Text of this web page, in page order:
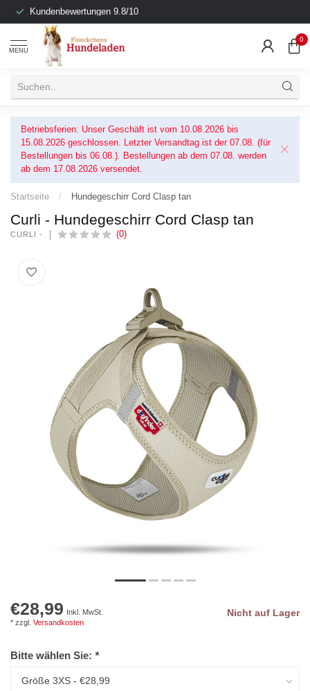
Kundenbewertungen 9.8/10
MENU
0
Betriebsferien: Unser Geschäft ist vom 10.08.2026 bis
15.08.2026 geschlossen. Letzter Versandtag ist der 07.08. (für
Bestellungen bis 06.08.). Bestellungen ab dem 07.08. werden
ab dem 17.08.2026 versendet.
Startseite / Hundegeschirr Cord Clasp tan
Curli - Hundegeschirr Cord Clasp tan
CURLI - (0)
€28,99
Inkl. MwSt.
* zzgl. Versandkosten
Nicht auf Lager
Bitte wählen Sie: *